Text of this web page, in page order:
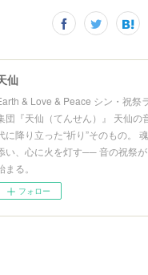
仙
& Love & Peace シン・祝祭
団『天仙（てんせん）』 天仙の
に降り立った“祈り”そのもの。
い、心に火を灯す── 音の祝祭
まる。
フォロー